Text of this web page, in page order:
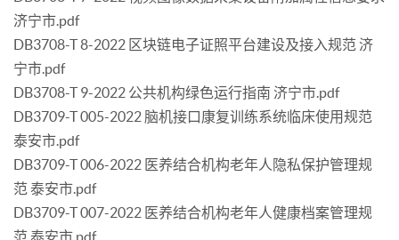
济宁市.pdf
DB3708-T 8-2022 区块链电子证照平台建设及接入规范 济
宁市.pdf
DB3708-T 9-2022 公共机构绿色运行指南 济宁市.pdf
DB3709-T 005-2022 脑机接口康复训练系统临床使用规范
泰安市.pdf
DB3709-T 006-2022 医养结合机构老年人隐私保护管理规
范 泰安市.pdf
DB3709-T 007-2022 医养结合机构老年人健康档案管理规
范 泰安市.pdf